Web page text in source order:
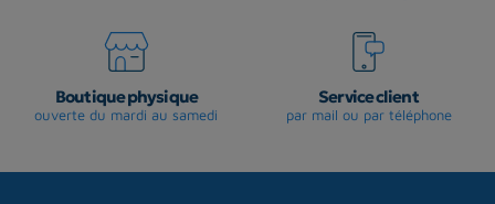
Boutique physique
ouverte du mardi au samedi
Service client
par mail ou par téléphone